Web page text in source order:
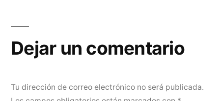
Dejar un comentario
Tu dirección de correo electrónico no será publicada.